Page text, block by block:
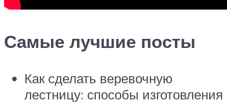
Самые лучшие посты
Как сделать веревочную
лестницу: способы изготовления